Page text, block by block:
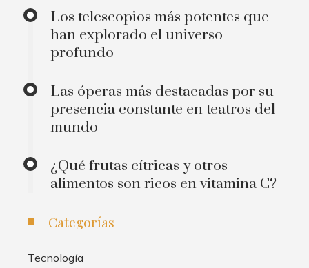
Los telescopios más potentes que
han explorado el universo
profundo
Las óperas más destacadas por su
presencia constante en teatros del
mundo
¿Qué frutas cítricas y otros
alimentos son ricos en vitamina C?
Categorías
Tecnología